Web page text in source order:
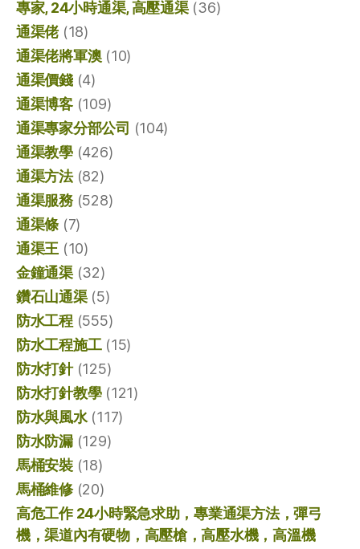
專家, 24小時通渠, 高壓通渠(36)
通渠佬(18)
通渠佬將軍澳(10)
通渠價錢(4)
通渠博客(109)
通渠專家分部公司 (104)
通渠教學(426)
通渠方法(82)
通渠服務(528)
通渠條 (7)
通渠王 (10)
金鐘通渠(32)
鑽石山通渠(5)
防水工程(555)
防水工程施工(15)
防水打針(125)
防水打針教學(121)
防水與風水(117)
防水防漏(129)
馬桶安裝(18)
馬桶維修(20)
高危工作 24小時緊急求助，專業通渠方法，彈弓
機，渠道內有硬物，高壓槍，高壓水機，高溫機